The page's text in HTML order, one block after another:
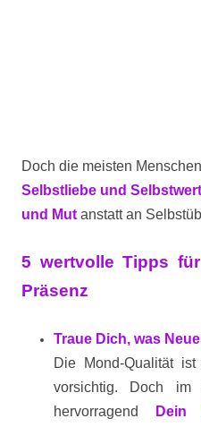
Doch die meisten
Selbstliebe und
und Mut anstatt an
5 wertvolle Tipps
Präsenz
Traue Dich, was
Die Mond-Qualität
vorsichtig. Doch im
hervorragend
Dein